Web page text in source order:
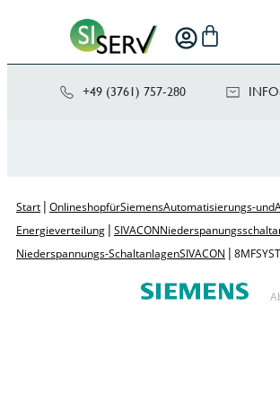
+49 (3761) 757-280 NI
Start | Onlineshop für Siemens Automatisierungs- und
Energieverteilung | SIVACON
Niederspannungs-Schaltanlagen SIVACON | 8MF